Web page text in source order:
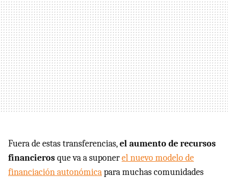
Fuera de estas transferencias,el aumento de recursos
financierosque va a suponerel nuevo modelo de
financiación autonómicapara muchas comunidades